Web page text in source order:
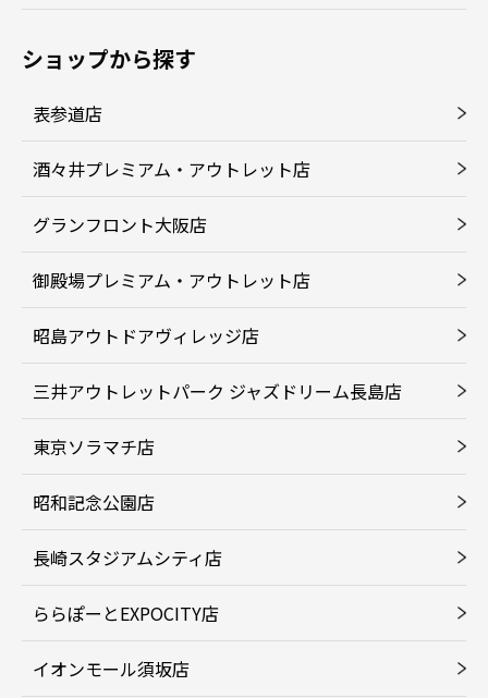
ショップから探す
表参道店
酒々井プレミアム・アウトレット店
グランフロント大阪店
御殿場プレミアム・アウトレット店
昭島アウトドアヴィレッジ店
三井アウトレットパーク ジャズドリーム長島店
東京ソラマチ店
昭和記念公園店
長崎スタジアムシティ店
ららぽーとEXPOCITY店
イオンモール須坂店